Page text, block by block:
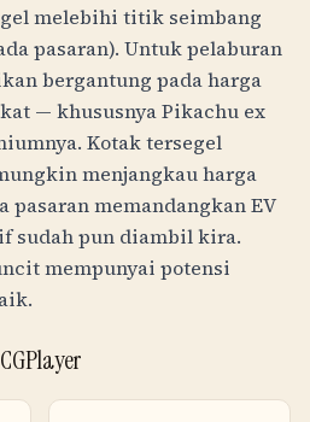
melebihi titik seimbang
pasaran). Untuk pelaburan
bergantung pada harga
— khususnya Pikachu ex
Kotak tersegel
menjangkau harga
pasaran memandangkan EV
sudah pun diambil kira.
mempunyai potensi